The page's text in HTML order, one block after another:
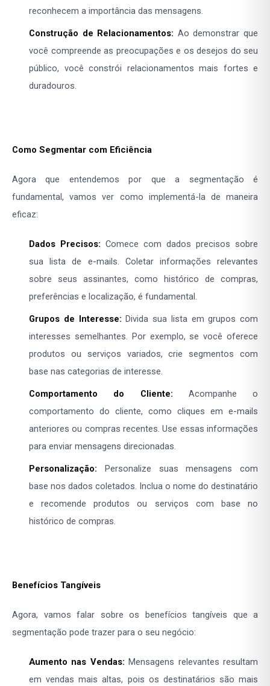
reconhecem a importância das mensagens.
Construção de Relacionamentos: Ao demonstrar que
você compreende as preocupações e os desejos do seu
público, você constrói relacionamentos mais fortes e
duradouros.
Como Segmentar com Eficiência
Agora que entendemos por que a segmentação é
fundamental, vamos ver como implementá-la de maneira
eficaz:
Dados Precisos: Comece com dados precisos sobre
sua lista de e-mails. Coletar informações relevantes
sobre seus assinantes, como histórico de compras,
preferências e localização, é fundamental.
Grupos de Interesse: Divida sua lista em grupos com
interesses semelhantes. Por exemplo, se você oferece
produtos ou serviços variados, crie segmentos com
base nas categorias de interesse.
Comportamento do Cliente: Acompanhe o
comportamento do cliente, como cliques em e-mails
anteriores ou compras recentes. Use essas informações
para enviar mensagens direcionadas.
Personalização: Personalize suas mensagens com
base nos dados coletados. Inclua o nome do destinatário
e recomende produtos ou serviços com base no
histórico de compras.
Benefícios Tangíveis
Agora, vamos falar sobre os benefícios tangíveis que a
segmentação pode trazer para o seu negócio:
Aumento nas Vendas: Mensagens relevantes resultam
em vendas mais altas, pois os destinatários são mais